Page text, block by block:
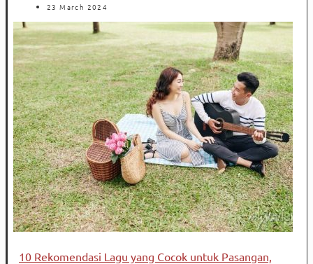
23 March 2024
10 Rekomendasi Lagu yang Cocok untuk Pasangan,